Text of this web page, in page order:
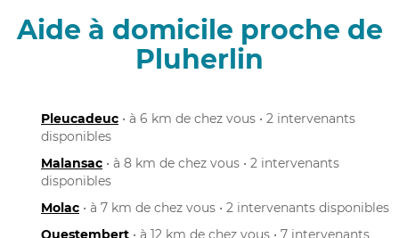
Aide à domicile proche de
Pluherlin
Pleucadeuc • à 6 km de chez vous • 2 intervenants
disponibles
Malansac • à 8 km de chez vous • 2 intervenants
disponibles
Molac • à 7 km de chez vous • 2 intervenants disponibles
Questembert • à 12 km de chez vous • 7 intervenants